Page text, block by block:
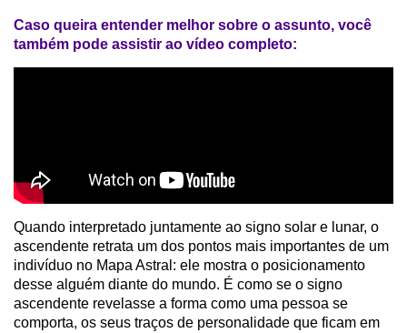
Caso queira entender melhor sobre o assunto, você
também pode assistir ao vídeo completo:
Quando interpretado juntamente ao signo solar e lunar, o
ascendente retrata um dos pontos mais importantes de um
indivíduo no Mapa Astral: ele mostra o posicionamento
desse alguém diante do mundo. É como se o signo
ascendente revelasse a forma como uma pessoa se
comporta, os seus traços de personalidade que ficam em